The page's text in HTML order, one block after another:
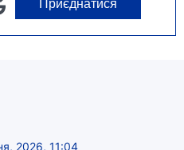
Приєднатися
2026, 11:04